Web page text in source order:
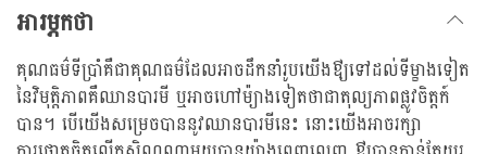
អារម្ភកថា
គុណធម៌ទីប្រាំគឺជាគុណធម៌ដែលអាចដឹកនាំរូបយើងឳ្យទៅដល់ទីម្ខាងទៀត
នៃវិមុត្តិភាពគឺឈានបារមី ឬអាចហៅម៉្យាងទៀតថាជាតុល្យភាពផ្លូវចិត្តក៍
បាន។ បើយើងសម្រេចបាននូវឈានបារមីនេះ នោះយើងអាចរក្សា